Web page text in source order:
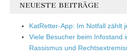
NEUESTE BEITRÄGE
KatRetter-App: Im Notfall zählt
Viele Besucher beim Infostand
Rassismus und